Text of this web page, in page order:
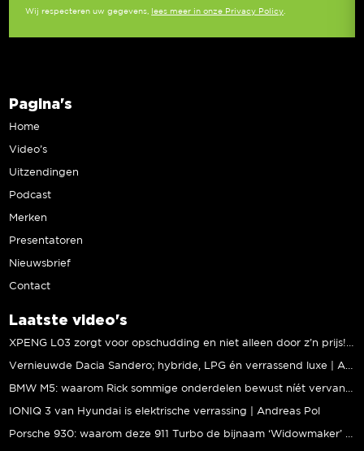
Wij respecteren uw gegevens, lees meer in onze Privacy Policy
Pagina's
Home
Video’s
Uitzendingen
Podcast
Merken
Presentatoren
Nieuwsbrief
Contact
Laatste video's
IONIQ 3 van Hyundai is elektrische verrassing | Andreas Pol